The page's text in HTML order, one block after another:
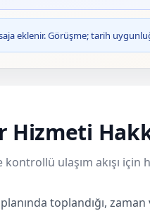
eklenir. Görüşme; tarih
Hizmeti
ulaşım akışı için
toplandığı,